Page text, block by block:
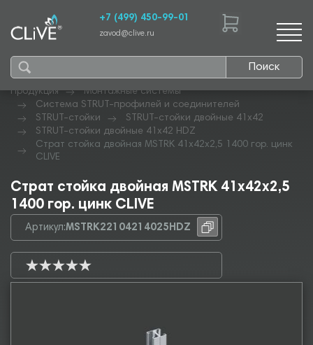
Поиск
+7 (499) 450-99-01
zavod@clive.ru
Продукция
Монтажные системы
Система STRUT-профилей и соединителей
STRUT-стойки
STRUT-стойки двойные 41х42
STRUT-стойки двойные 41х42 HDZ
Страт стойка двойная MSTRK 41х42х2,5 1400 гор. цинк
CLIVE
Страт стойка двойная MSTRK 41х42х2,5
1400 гор. цинк CLIVE
Артикул:MSTRK22104214025HDZ